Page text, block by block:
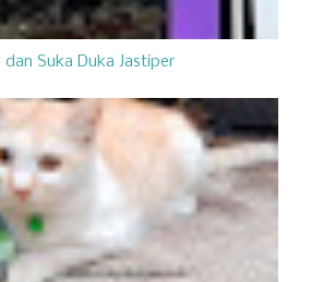
dan Suka Duka Jastiper